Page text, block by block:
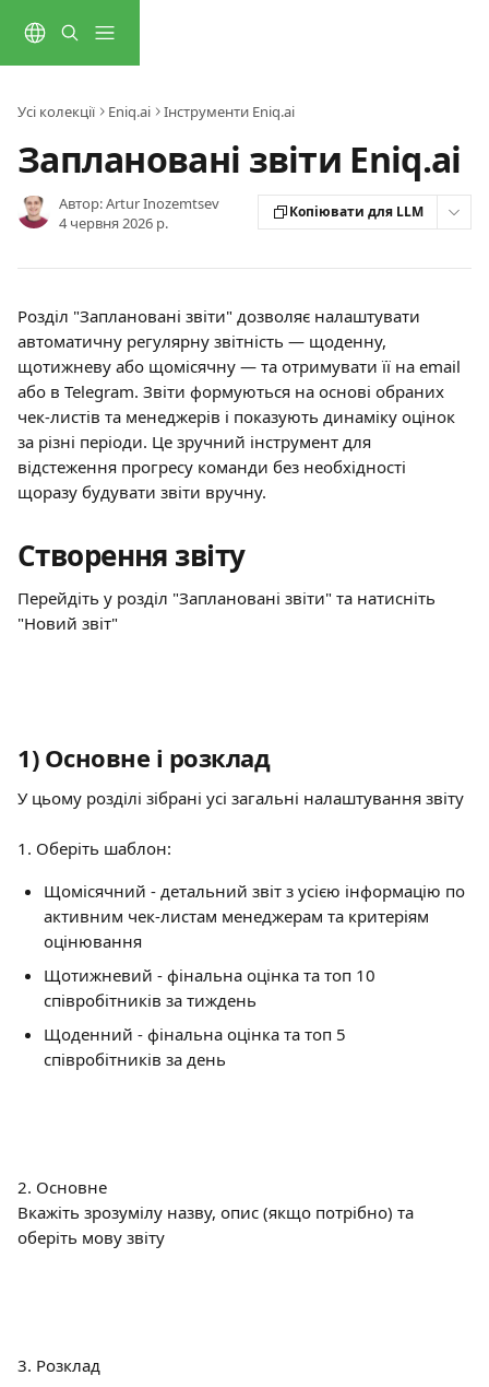
Усі колекції Eniq.ai Інструменти Eniq.ai
Заплановані звіти Eniq.ai
Автор:Artur Inozemtsev
4 червня 2026 р.
Копіювати для LLM
Розділ "Заплановані звіти" дозволяє налаштувати
автоматичну регулярну звітність — щоденну,
щотижневу або щомісячну — та отримувати її на email
або в Telegram. Звіти формуються на основі обраних
чек-листів та менеджерів і показують динаміку оцінок
за різні періоди. Це зручний інструмент для
відстеження прогресу команди без необхідності
щоразу будувати звіти вручну.
Створення звіту
Перейдіть у розділ "Заплановані звіти" та натисніть
"Новий звіт"
1) Основне і розклад
У цьому розділі зібрані усі загальні налаштування звіту
1. Оберіть шаблон:
Щомісячний - детальний звіт з усією інформацію по
активним чек-листам менеджерам та критеріям
оцінювання
Щотижневий - фінальна оцінка та топ 10
співробітників за тиждень
Щоденний - фінальна оцінка та топ 5
співробітників за день
2. Основне
Вкажіть зрозумілу назву, опис (якщо потрібно) та
оберіть мову звіту
3. Розклад